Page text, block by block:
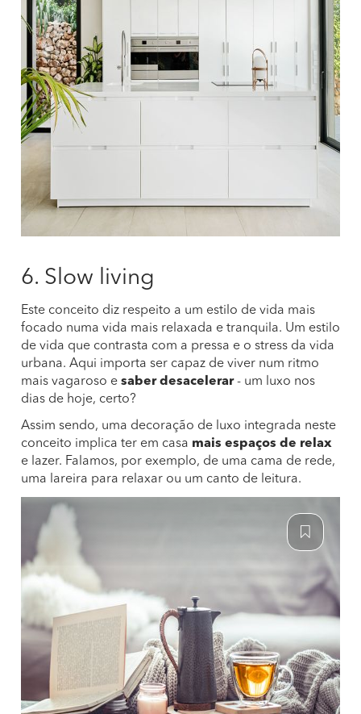
6. Slow living
Este conceito diz respeito a um estilo de vida mais
focado numa vida mais relaxada e tranquila. Um estilo
de vida que contrasta com a pressa e o stress da vida
urbana. Aqui importa ser capaz de viver num ritmo
mais vagaroso e saber desacelerar- um luxo nos
dias de hoje, certo?
Assim sendo, uma decoração de luxo integrada neste
conceito implica ter em casa mais espaços de relax
e lazer. Falamos, por exemplo, de uma cama de rede,
uma lareira para relaxar ou um canto de leitura.